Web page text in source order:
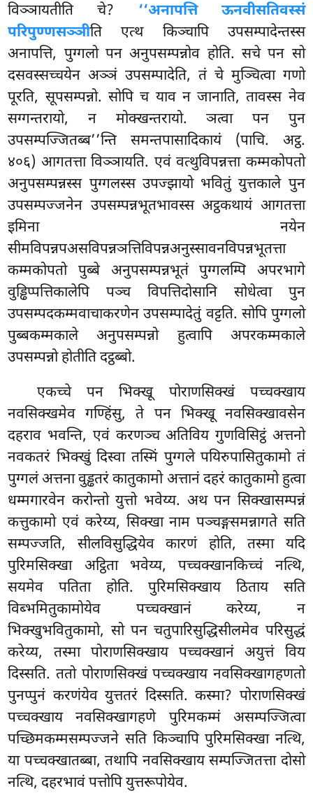
विञ्ञायतीति चे? ‘‘अनापत्ति ऊनवीसतिवस्सं
परिपुण्णसञ्ञीति एत्थ किञ्चापि उपसम्पादेन्तस्स
अनापत्ति, पुग्गलो पन अनुपसम्पन्नोव होति. सचे पन सो
दसवस्सच्चयेन अञ्ञं उपसम्पादेति, तं चे मुञ्चित्वा गणो
पूरति, सूपसम्पन्नो. सोपि च याव न जानाति, तावस्स नेव
सग्गन्तरायो, न मोक्खन्तरायो. ञत्वा पन पुन
उपसम्पज्जितब्ब’’न्ति समन्तपासादिकायं (पाचि. अट्ठ.
४०६) आगतत्ता विञ्ञायति. एवं वत्थुविपन्नत्ता कम्मकोपतो
अनुपसम्पन्नस्स पुग्गलस्स उपज्झायो भवितुं युत्तकाले पुन
उपसम्पज्जनेन उपसम्पन्नभूतभावस्स अट्ठकथायं आगतत्ता
इमिना नयेन
सीमविपन्नपअसविपन्नञत्तिविपन्नअनुस्सावनविपन्नभूतत्ता
कम्मकोपतो पुब्बे अनुपसम्पन्नभूतं पुग्गलम्पि अपरभागे
वुड्ढिप्पत्तिकालेपि पञ्च विपत्तिदोसानि सोधेत्वा पुन
उपसम्पदकम्मवाचाकरणेन उपसम्पादेतुं वट्टति. सोपि पुग्गलो
पुब्बकम्मकाले अनुपसम्पन्नो हुत्वापि अपरकम्मकाले
उपसम्पन्नो होतीति दट्ठब्बो.
एकच्चे पन भिक्खू पोराणसिक्खं पच्चक्खाय
नवसिक्खमेव गण्हिंसु, ते पन भिक्खू नवसिक्खावसेन
दहराव भवन्ति, एवं करणञ्च अतिविय गुणविसिट्ठं अत्तनो
नवकतरं भिक्खुं दिस्वा तस्मिं पुग्गले पयिरुपासितुकामो तं
पुग्गलं अत्तना वुड्ढतरं कातुकामो अत्तानं दहरं कातुकामो हुत्वा
धम्मगारवेन करोन्तो युत्तो भवेय्य. अथ पन सिक्खासम्पन्नं
कत्तुकामो एवं करेय्य, सिक्खा नाम पञ्चङ्गसमन्नागते सति
सम्पज्जति, सीलविसुद्धियेव कारणं होति, तस्मा यदि
पुरिमसिक्खा अट्ठिता भवेय्य, पच्चक्खानकिच्चं नत्थि,
सयमेव पतिता होति. पुरिमसिक्खाय ठिताय सति
विब्भमितुकामोयेव पच्चक्खानं करेय्य, न
भिक्खुभवितुकामो, सो पन चतुपारिसुद्धिसीलमेव परिसुद्धं
करेय्य, तस्मा पोराणसिक्खाय पच्चक्खानं अयुत्तं विय
दिस्सति. ततो पोराणसिक्खं पच्चक्खाय नवसिक्खागहणतो
पुनप्पुनं करणंयेव युत्ततरं दिस्सति. कस्मा? पोराणसिक्खं
पच्चक्खाय नवसिक्खागहणे पुरिमकम्मं असम्पज्जित्वा
पच्छिमकम्मसम्पज्जने सति किञ्चापि पुरिमसिक्खा नत्थि,
या पच्चक्खातब्बा, तथापि नवसिक्खाय सम्पज्जितत्ता दोसो
नत्थि, दहरभावं पत्तोपि युत्तरूपोयेव.